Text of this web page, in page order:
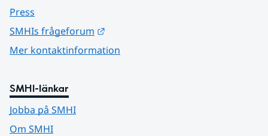
Press
SMHIs frågeforum
Mer kontaktinformation
SMHI-länkar
Jobba på SMHI
Om SMHI